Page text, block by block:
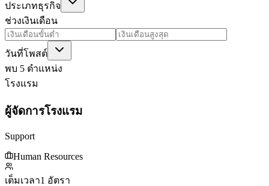
ประเภทธุรกิจ
ช่วงเงินเดือน
วันที่โพสต์
พบ 5 ตำแหน่ง
โรงแรม
ผู้จัดการโรงแรม
Support
Human Resources
เต็มเวลา1 อัตรา